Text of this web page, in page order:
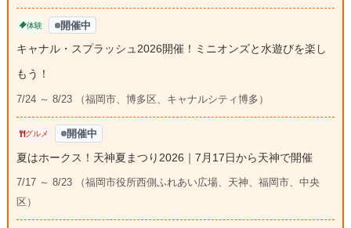
体験 開催中
キャナル・スプラッシュ2026開催！ミニオンズと水遊びを楽し
もう！
7/24 ～ 8/23 （福岡市、博多区、キャナルシティ博多）
グルメ 開催中
夏はホークス！天神夏まつり2026｜7月17日から天神で開催
7/17 ～ 8/23 （福岡市役所西側ふれあい広場、天神、福岡市、中央
区）